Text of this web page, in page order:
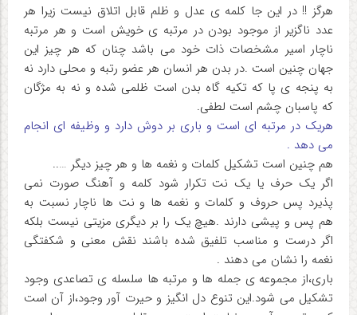
هرگز !! در این جا کلمه ی عدل و ظلم قابل اتلاق نیست زیرا هر
عدد ناگزیر از موجود بودن در مرتبه ی خویش است و هر مرتبه
ناچار اسیر مشخصات ذات خود می باشد چنان که هر چیز این
جهان چنین است .در بدن هر انسان هر عضو رتبه و محلی دارد نه
به پنجه ی پا که تکیه گاه بدن است ظلمی شده و نه به مژگان
که پاسبان چشم است لطفی.
هریک در مرتبه ای است و باری بر دوش دارد و وظیفه ای انجام
می دهد .
هم چنین است تشکیل کلمات و نغمه ها و هر چیز دیگر …..
اگر یک حرف یا یک نت تکرار شود کلمه و آهنگ صورت نمی
پذیرد پس حروف و کلمات و نغمه ها و نت ها ناچار نسبت به
هم پس و پیشی دارند .هیچ یک را بر دیگری مزیتی نیست بلکه
اگر درست و مناسب تلفیق شده باشند نقش معنی و شکفتگی
نغمه را نشان می دهند .
باری،از مجموعه ی جمله ها و مرتبه ها سلسله ی تصاعدی وجود
تشکیل می شود.این تنوع دل انگیز و حیرت آور وجود،از آن است